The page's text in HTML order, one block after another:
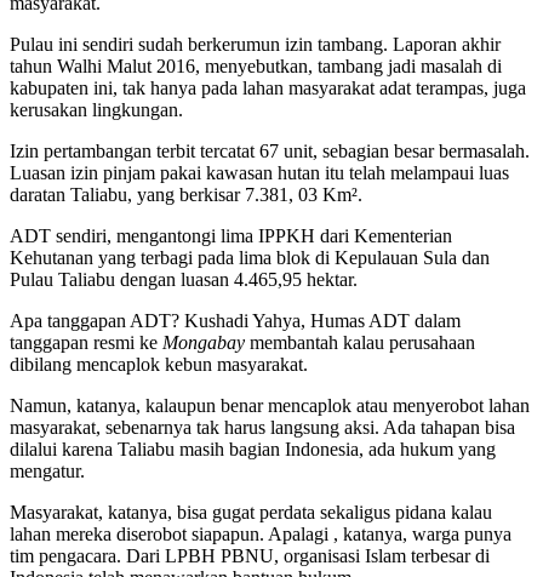
Pulau ini sendiri sudah berkerumun izin tambang. Laporan akhir
tahun Walhi Malut 2016, menyebutkan, tambang jadi masalah di
kabupaten ini, tak hanya pada lahan masyarakat adat terampas, juga
kerusakan lingkungan.
Izin pertambangan terbit tercatat 67 unit, sebagian besar bermasalah.
Luasan izin pinjam pakai kawasan hutan itu telah melampaui luas
daratan Taliabu, yang berkisar 7.381, 03 Km².
ADT sendiri, mengantongi lima IPPKH dari Kementerian
Kehutanan yang terbagi pada lima blok di Kepulauan Sula dan
Pulau Taliabu dengan luasan 4.465,95 hektar.
Apa tanggapan ADT? Kushadi Yahya, Humas ADT dalam
tanggapan resmi ke Mongabay membantah kalau perusahaan
dibilang mencaplok kebun masyarakat.
Namun, katanya, kalaupun benar mencaplok atau menyerobot lahan
masyarakat, sebenarnya tak harus langsung aksi. Ada tahapan bisa
dilalui karena Taliabu masih bagian Indonesia, ada hukum yang
mengatur.
Masyarakat, katanya, bisa gugat perdata sekaligus pidana kalau
lahan mereka diserobot siapapun. Apalagi , katanya, warga punya
tim pengacara. Dari LPBH PBNU, organisasi Islam terbesar di